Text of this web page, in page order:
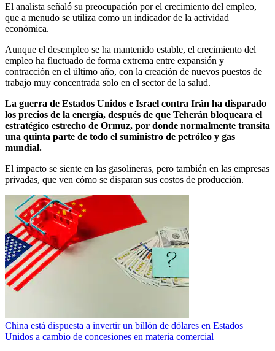
El analista señaló su preocupación por el crecimiento del empleo,
que a menudo se utiliza como un indicador de la actividad
económica.
Aunque el desempleo se ha mantenido estable, el crecimiento del
empleo ha fluctuado de forma extrema entre expansión y
contracción en el último año, con la creación de nuevos puestos de
trabajo muy concentrada solo en el sector de la salud.
La guerra de Estados Unidos e Israel contra Irán ha disparado
los precios de la energía, después de que Teherán bloqueara el
estratégico estrecho de Ormuz, por donde normalmente transita
una quinta parte de todo el suministro de petróleo y gas
mundial.
El impacto se siente en las gasolineras, pero también en las empresas
privadas, que ven cómo se disparan sus costos de producción.
China está dispuesta a invertir un billón de dólares en Estados
Unidos a cambio de concesiones en materia comercial